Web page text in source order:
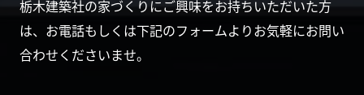
栃木建築社の家づくりにご興味をお持ちいただいた方
は、お電話もしくは下記のフォームよりお気軽にお問い
合わせくださいませ。